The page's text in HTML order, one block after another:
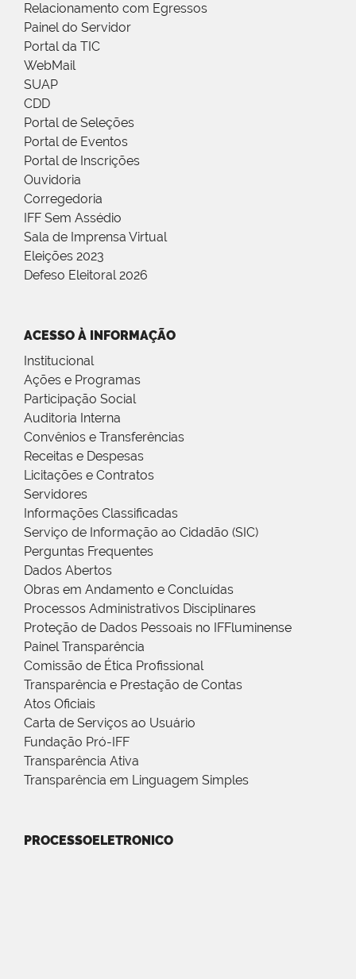
Relacionamento com Egressos
Painel do Servidor
Portal da TIC
WebMail
SUAP
CDD
Portal de Seleções
Portal de Eventos
Portal de Inscrições
Ouvidoria
Corregedoria
IFF Sem Assédio
Sala de Imprensa Virtual
Eleições 2023
Defeso Eleitoral 2026
ACESSO À INFORMAÇÃO
Institucional
Ações e Programas
Participação Social
Auditoria Interna
Convênios e Transferências
Receitas e Despesas
Licitações e Contratos
Servidores
Informações Classificadas
Serviço de Informação ao Cidadão (SIC)
Perguntas Frequentes
Dados Abertos
Obras em Andamento e Concluídas
Processos Administrativos Disciplinares
Proteção de Dados Pessoais no IFFluminense
Painel Transparência
Comissão de Ética Profissional
Transparência e Prestação de Contas
Atos Oficiais
Carta de Serviços ao Usuário
Fundação Pró-IFF
Transparência Ativa
Transparência em Linguagem Simples
PROCESSOELETRONICO